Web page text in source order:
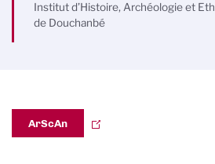
Institut d’Histoire, Archéologie et
de Douchanbé
ArScAn